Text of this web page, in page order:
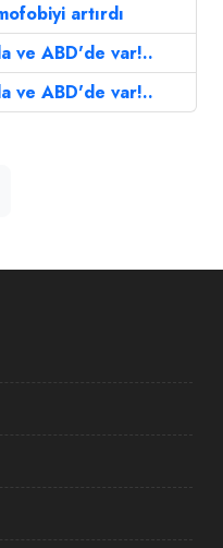
artırdı
ve ABD'de var!..
ve ABD'de var!..